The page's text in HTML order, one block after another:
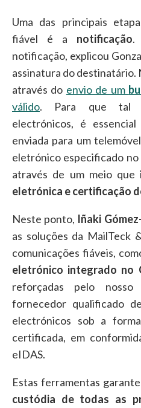
Uma das principais
fiável é a notificação.
notificação, explicou
assinatura do
através do envio de um
válido. Para que tal
electrónicos, é
enviada para um
eletrónico especificado
através de um meio que
eletrónica e certificação
Neste ponto, Iñaki
as soluções da MailTeck
comunicações fiáveis,
eletrónico integrado no
reforçadas pelo nosso
fornecedor qualificado
electrónicos sob a
certificada, em
eIDAS.
Estas ferramentas
custódia de todas as